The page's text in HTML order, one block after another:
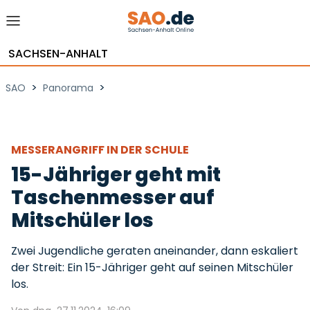
SACHSEN-ANHALT
SAO > Panorama >
MESSERANGRIFF IN DER SCHULE
15-Jähriger geht mit
Taschenmesser auf
Mitschüler los
Zwei Jugendliche geraten aneinander, dann eskaliert
der Streit: Ein 15-Jähriger geht auf seinen Mitschüler
los.